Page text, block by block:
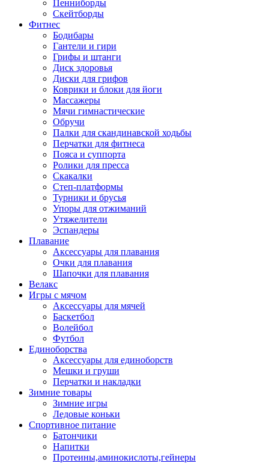
Пенниборды
Скейтборды
Фитнес
Бодибары
Гантели и гири
Грифы и штанги
Диск здоровья
Диски для грифов
Коврики и блоки для йоги
Массажеры
Мячи гимнастические
Обручи
Палки для скандинавской ходьбы
Перчатки для фитнеса
Пояса и суппорта
Ролики для пресса
Скакалки
Степ-платформы
Турники и брусья
Упоры для отжиманий
Утяжелители
Эспандеры
Плавание
Аксессуары для плавания
Очки для плавания
Шапочки для плавания
Велакс
Игры с мячом
Аксессуары для мячей
Баскетбол
Волейбол
Футбол
Единоборства
Аксессуары для единоборств
Мешки и груши
Перчатки и накладки
Зимние товары
Зимние игры
Ледовые коньки
Спортивное питание
Батончики
Напитки
Протеины,аминокислоты,гейнеры